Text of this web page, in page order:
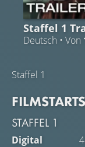
Staffel 1
Deutsch • Von
Staffel 1
FILMSTARTS
STAFFEL 1
Digital